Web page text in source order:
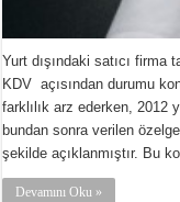
Yurt dışındaki satıcı firma
KDV açısından durumu
farklılık arz ederken, 2012
bundan sonra verilen
şekilde açıklanmıştır. Bu
Devamını Oku »